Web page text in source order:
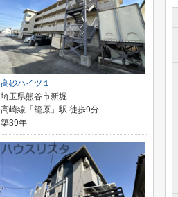
高砂ハイツ１
埼玉県熊谷市新堀
高崎線「籠原」駅 徒歩9分
築39年